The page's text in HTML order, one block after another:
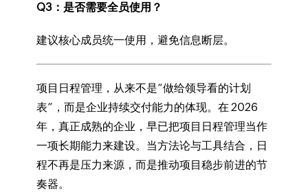
Q3：是否需要全员使用？
建议核心成员统一使用，避免信息断层。
项目日程管理，从来不是“做给领导看的计划
表”，而是企业持续交付能力的体现。在 2026
年，真正成熟的企业，早已把项目日程管理当作
一项长期能力来建设。当方法论与工具结合，日
程不再是压力来源，而是推动项目稳步前进的节
奏器。